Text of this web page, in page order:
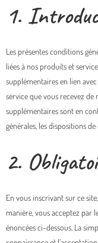
1.
Les présentes conditions
liées à nos produits et
supplémentaires en lien
service que vous recevez
supplémentaires sont en
générales, les dispositions
2.
En vous inscrivant sur ce
manière, vous acceptez par
énoncées ci-dessous. La